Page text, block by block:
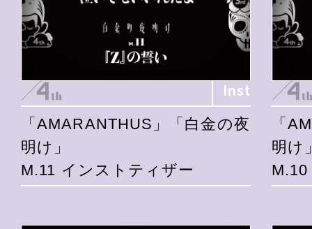
Inst
「AMARANTHUS」「白金の夜
明け」
M.11 インストティザー
「
明け